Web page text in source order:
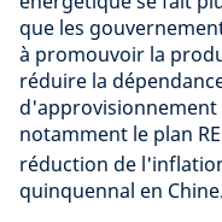
que les
à promouvoir la
réduire la
notamment le plan
réduction de
quinquennal en Chine.